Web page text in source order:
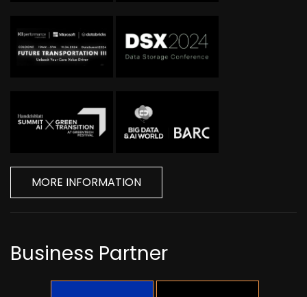
MORE INFORMATION
Business Partner